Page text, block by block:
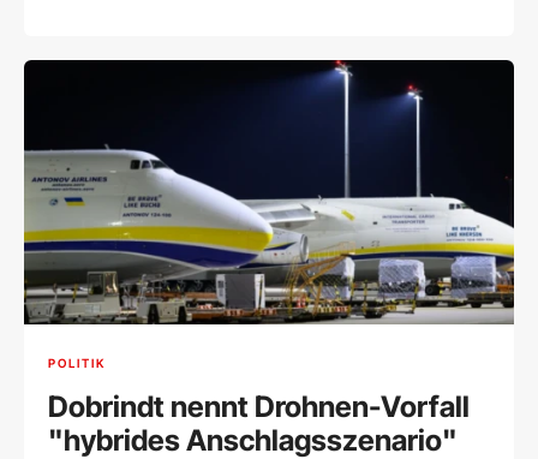
POLITIK
Dobrindt nennt Drohnen-Vorfall
"hybrides Anschlagsszenario"